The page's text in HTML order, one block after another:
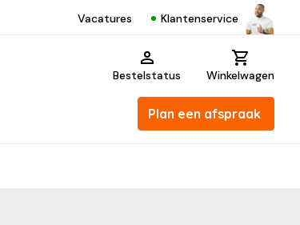
Vacatures Klantenservice
Bestelstatus Winkelwagen
Plan een afspraak